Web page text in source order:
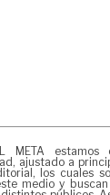
META
ajustado a
los cuales
medio y